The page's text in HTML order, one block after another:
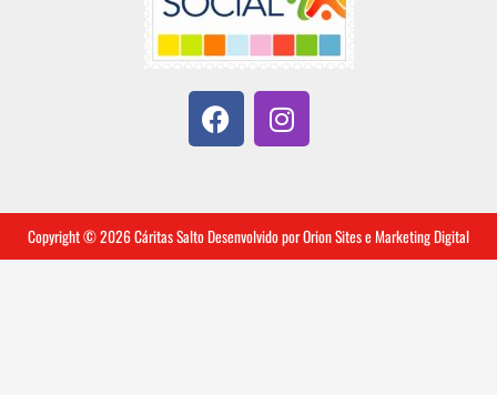
F
a
c
b
o
o
I
n
s
a
g
r
Copyright © 2026 Cáritas Salto Desenvolvido porOrion Sites e Marketing Digital